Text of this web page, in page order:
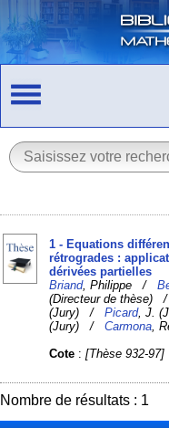
1 - Equations
rétrogrades :
dérivées partielles
Briand, Philippe /
(Directeur de thèse)
(Jury) /Picard, J.
(Jury) /Carmona ,
Cote :[Thèse 932-97]
Nombre de résultats : 1